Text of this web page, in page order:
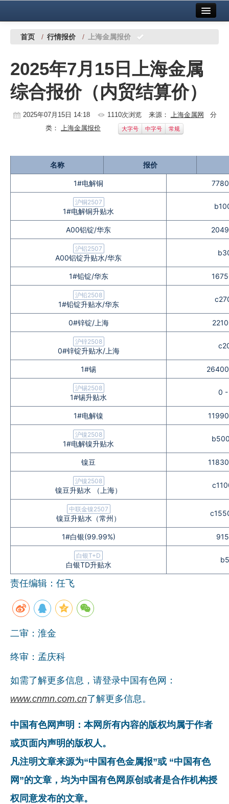
中国有色金属报社主办 广告服务
铜镍铅锌
铝
稀有稀土
科技
党建工作
《资源再生》杂志
行情报价
首页 / 行情报价 / 上海金属报价
2025年7月15日上海金属
综合报价（内贸结算价）
2025年07月15日 14:18 1110次浏览 来源： 上海金属网 分
类： 上海金属报价 大字号 中字号 常规
名称 报价
1#电解铜
沪铜2507
1#电解铜升贴水
A00铝锭/华东
沪铝2507
A00铝锭升贴水/华东
1#铅锭/华东
沪铅2508
1#铅锭升贴水/华东
0#锌锭/上海
沪锌2508
0#锌锭升贴水/上海
1#锡
沪锡2508
1#锡升贴水
0 -
1#电解镍
沪镍2508
1#电解镍升贴水
镍豆
沪镍2508
镍豆升贴水 （上海）
中联金镍2507
镍豆升贴水（常州）
1#白银(99.99%)
白银T+D
白银TD升贴水
责任编辑：任飞
二审：淮金
终审：孟庆科
如需了解更多信息，请登录中国有色网：
www.cnmn.com.cn了解更多信息。
中国有色网声明：本网所有内容的版权均属于作者
或页面内声明的版权人。
凡注明文章来源为“中国有色金属报”或 “中国有色
网”的文章，均为中国有色网原创或者是合作机构授
权同意发布的文章。